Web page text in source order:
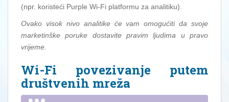
(npr. koristeći Purple Wi-Fi platformu za analitiku).
Ovako visok nivo analitike će vam omogućiti da svoje
marketinške poruke dostavite pravim ljudima u pravo
vrijeme.
Wi-Fi povezivanje putem
društvenih mreža